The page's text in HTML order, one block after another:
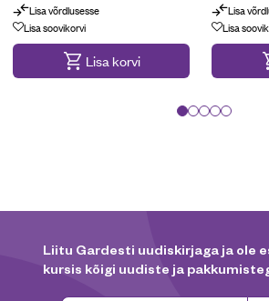
Lisa võrdlusesse
Lisa soovikorvi
Lisa korvi
Lisa
Lisa
Liitu Gardesti uudiskirjaga ja ole
kursis kõigi uudiste ja